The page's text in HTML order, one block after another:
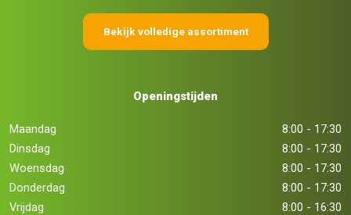
Bekijk volledige assortiment
Openingstijden
Maandag
8:00 - 17:30
Dinsdag
8:00 - 17:30
Woensdag
8:00 - 17:30
Donderdag
8:00 - 17:30
Vrijdag
8:00 - 16:30